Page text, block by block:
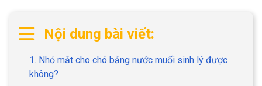
Nội dung bài viết:
1. Nhỏ mắt cho chó bằng nước muối sinh lý được
không?